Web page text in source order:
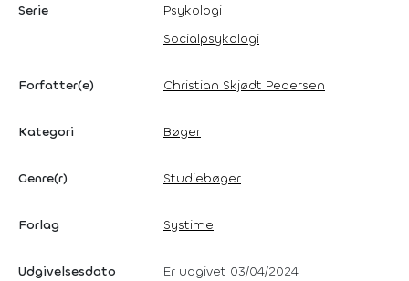
Serie
Psykologi
Socialpsykologi
Forfatter(e) Christian Skjødt Pedersen
Kategori Bøger
Genre(r) Studiebøger
Forlag Systime
Udgivelsesdato Er udgivet 03/04/2024